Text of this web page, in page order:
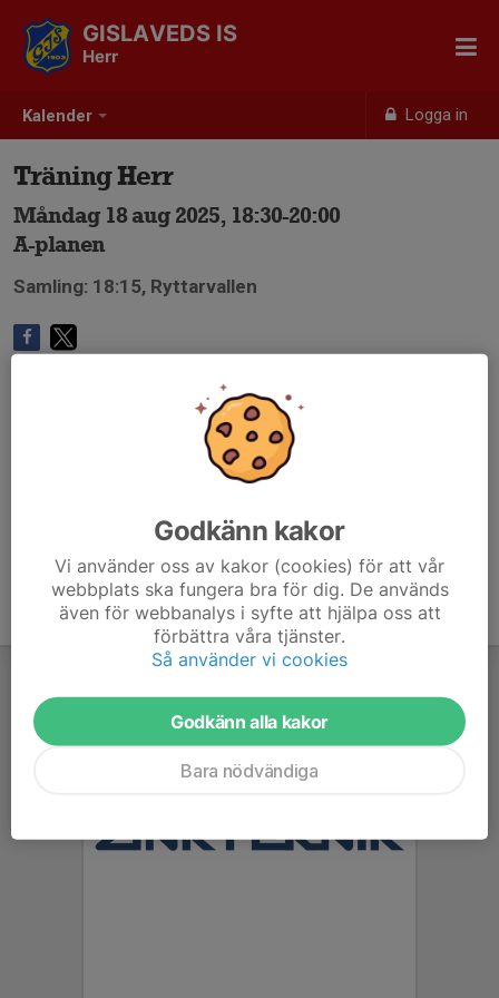
Kalender Logga in
GISLAVEDS IS
Herr
Träning Herr
Måndag 18 aug 2025, 18:30-20:00
A-planen
Samling: 18:15, Ryttarvallen
Godkänn kakor
Vi använder oss av kakor (cookies) för att vår
webbplats ska fungera bra för dig. De används
även för webbanalys i syfte att hjälpa oss att
förbättra våra tjänster.
Så använder vi cookies
Godkänn alla kakor
Bara nödvändiga